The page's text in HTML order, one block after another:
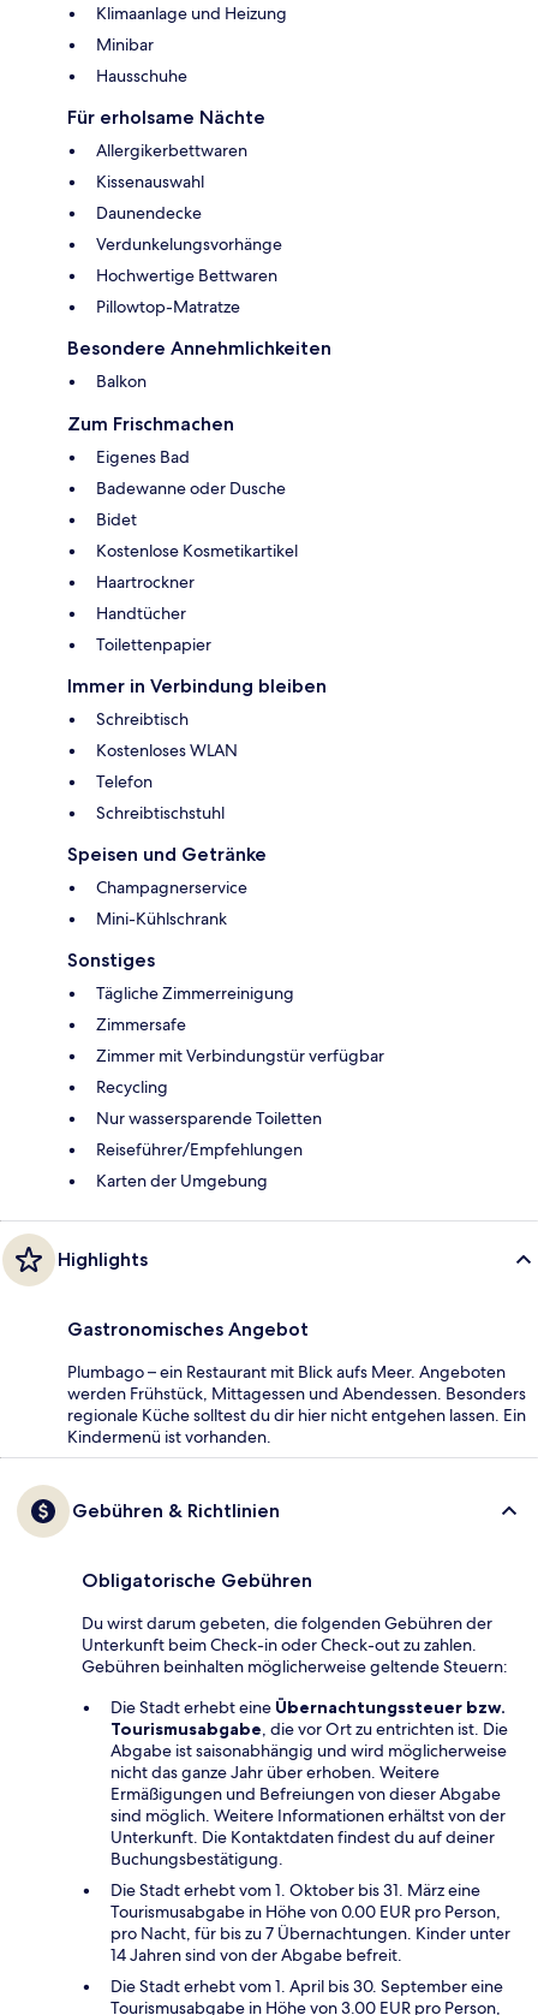
Klimaanlage und Heizung
Minibar
Hausschuhe
Für erholsame Nächte
Allergikerbettwaren
Kissenauswahl
Daunendecke
Verdunkelungsvorhänge
Hochwertige Bettwaren
Pillowtop-Matratze
Besondere Annehmlichkeiten
Balkon
Zum Frischmachen
Eigenes Bad
Badewanne oder Dusche
Bidet
Kostenlose Kosmetikartikel
Haartrockner
Handtücher
Toilettenpapier
Immer in Verbindung bleiben
Schreibtisch
Kostenloses WLAN
Telefon
Schreibtischstuhl
Speisen und Getränke
Champagnerservice
Mini-Kühlschrank
Sonstiges
Tägliche Zimmerreinigung
Zimmersafe
Zimmer mit Verbindungstür verfügbar
Recycling
Nur wassersparende Toiletten
Reiseführer/Empfehlungen
Karten der Umgebung
Highlights
Gastronomisches Angebot
Plumbago – ein Restaurant mit Blick aufs Meer. Angeboten
werden Frühstück, Mittagessen und Abendessen. Besonders
regionale Küche solltest du dir hier nicht entgehen lassen. Ein
Kindermenü ist vorhanden.
Gebühren & Richtlinien
Obligatorische Gebühren
Du wirst darum gebeten, die folgenden Gebühren der
Unterkunft beim Check-in oder Check-out zu zahlen.
Gebühren beinhalten möglicherweise geltende Steuern:
Die Stadt erhebt eine Übernachtungssteuer bzw.
Tourismusabgabe, die vor Ort zu entrichten ist. Die
Abgabe ist saisonabhängig und wird möglicherweise
nicht das ganze Jahr über erhoben. Weitere
Ermäßigungen und Befreiungen von dieser Abgabe
sind möglich. Weitere Informationen erhältst von der
Unterkunft. Die Kontaktdaten findest du auf deiner
Buchungsbestätigung.
Die Stadt erhebt vom 1. Oktober bis 31. März eine
Tourismusabgabe in Höhe von 0.00 EUR pro Person,
pro Nacht, für bis zu 7 Übernachtungen. Kinder unter
14 Jahren sind von der Abgabe befreit.
Die Stadt erhebt vom 1. April bis 30. September eine
Tourismusabgabe in Höhe von 3.00 EUR pro Person,